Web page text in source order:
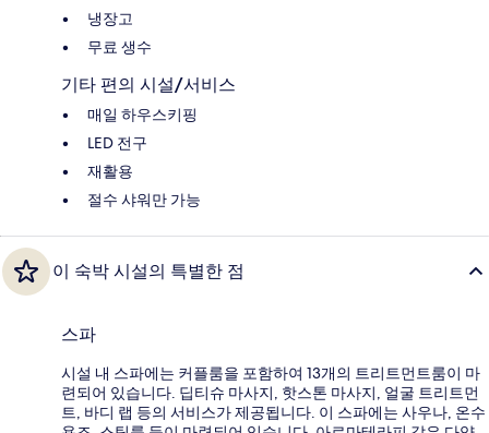
냉장고
무료 생수
기타 편의 시설/서비스
매일 하우스키핑
LED 전구
재활용
절수 샤워만 가능
이 숙박 시설의 특별한 점
스파
시설 내 스파에는 커플룸을 포함하여 13개의 트리트먼트룸이 마
련되어 있습니다. 딥티슈 마사지, 핫스톤 마사지, 얼굴 트리트먼
트, 바디 랩 등의 서비스가 제공됩니다. 이 스파에는 사우나, 온수